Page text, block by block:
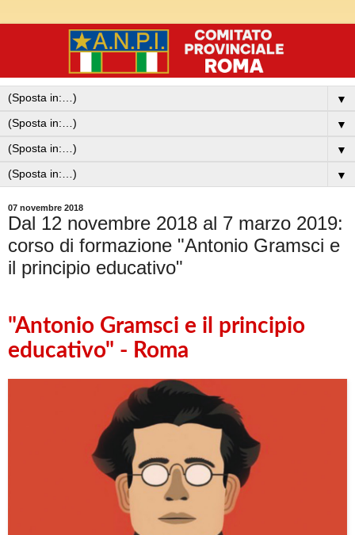
▼
▼
▼
▼
07 novembre 2018
Dal 12 novembre 2018 al 7 marzo 2019:
corso di formazione "Antonio Gramsci e
il principio educativo"
"Antonio Gramsci e il principio
educativo" - Roma